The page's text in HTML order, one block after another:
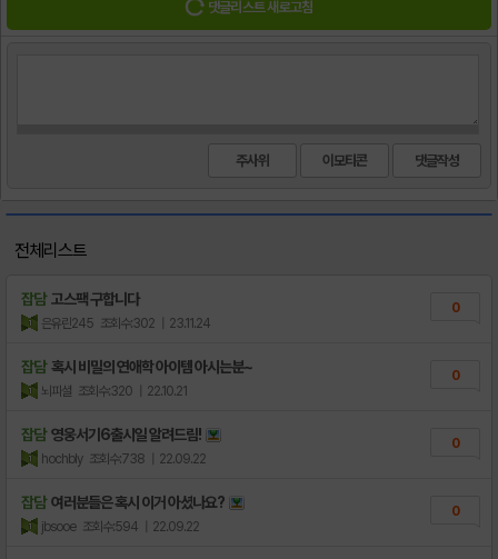
댓글리스트 새로고침
주사위 이모티콘
전체리스트
잡담 고스팩 구합니다
은유린245 조회수:302 | 23.11.24
0
잡담 혹시 비밀의 연애학 아이템 아시는분~
뇌피셜 조회수:320 | 22.10.21
0
잡담 영웅서기6출시일 알려드림!
hochbly 조회수:738 | 22.09.22
0
잡담 여러분들은 혹시 이거 아셨나요?
jbsooe 조회수:594 | 22.09.22
0